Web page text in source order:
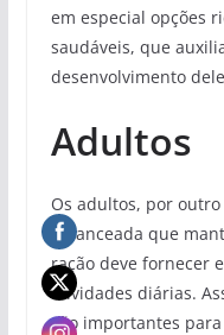
em especial opções
saudáveis, que
desenvolvimento
Adultos
Os adultos, por
balanceada que
ração deve fornecer
atividades diárias.
são importantes